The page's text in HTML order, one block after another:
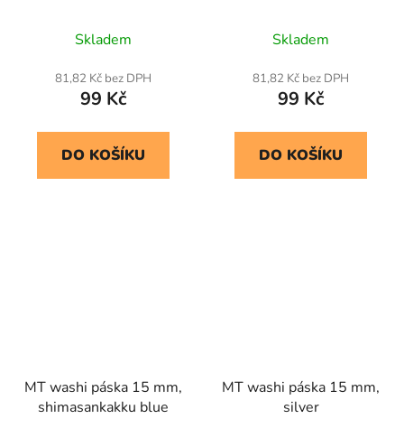
Skladem
81,82 Kč bez DPH
99 Kč
DO KOŠÍKU
Skladem
81,82 Kč bez DPH
99 Kč
DO KOŠÍKU
MT washi páska 15 mm,
shimasankakku blue
MT washi páska 15 mm,
silver